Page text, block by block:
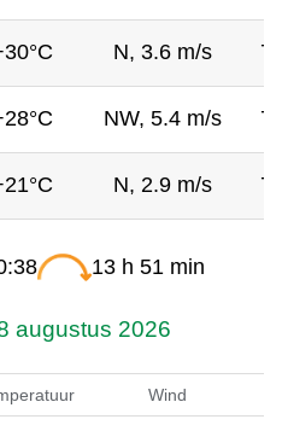
N, 3.6 m/s
NW, 5.4 m/s
N, 2.9 m/s
13 h 51 min
augustus 2026
Wind